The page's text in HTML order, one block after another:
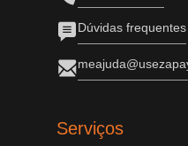
Dúvidas frequentes
Serviços